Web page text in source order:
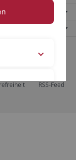
RSS-Feed